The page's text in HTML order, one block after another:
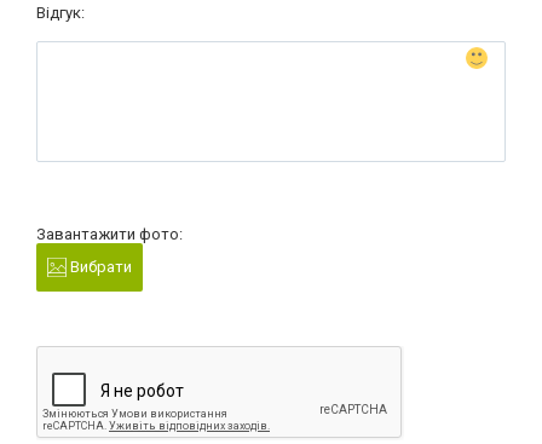
Відгук:
Завантажити фото:
Вибрати